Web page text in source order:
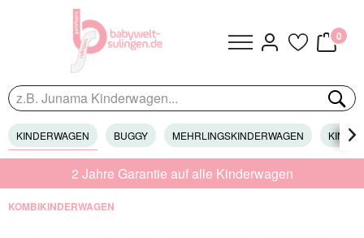
0
KINDERWAGEN BUGGY MEHRLINGSKINDERWAGEN 
2 Jahre Garantie auf alle Kinderwagen
KOMBIKINDERWAGEN